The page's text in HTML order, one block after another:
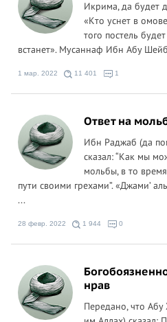
Икрима, да будет
«Кто уснет в
того постель
встанет». Мусаннаф Ибн Абу
1 мар. 2022 11 401 1
Ответ на
Ибн Раджаб (да
сказал: “Как мы
мольбы, в то
пути своими грехами”. «Джами’
...
28 февр. 2022 1 944 0
нрав
Передано, что